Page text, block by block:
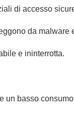
di accesso
da malware
e ininterrotta.
un basso